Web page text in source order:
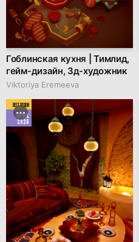
Гоблинская кухня | Тимлид,
гейм-дизайн, 3д-художник
Viktoriya Eremeeva
BEST DESIGN
APRIL
2026